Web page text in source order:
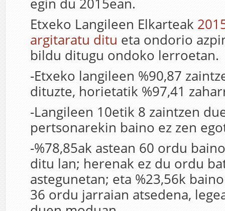
egin du 2015ean.
Etxeko Langileen Elkarteak
argitaratu ditu eta ondorio
bildu ditugu ondoko lerroetan.
-Etxeko langileen %90,87
dituzte, horietatik %97,41
-Langileen 10etik 8 zaintzen
pertsonarekin baino ez zen
-%78,85ak astean 60 ordu
ditu lan; herenak ez du ordu
astegunetan; eta %23,56k
36 ordu jarraian atsedena,